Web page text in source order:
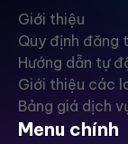
Giới thiệu
Quy định đăng
Hướng dẫn tự
Giới thiệu các
Bảng giá dịch
Menu chính